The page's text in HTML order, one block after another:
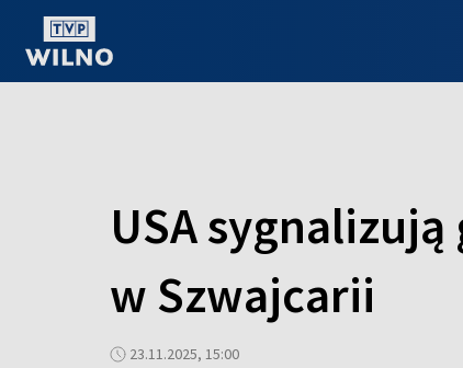
USA
w Szwajcarii
23.11.2025, 15:00